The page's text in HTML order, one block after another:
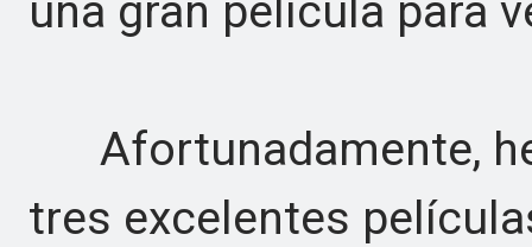
una gran película para
Afortunadamente,
tres excelentes